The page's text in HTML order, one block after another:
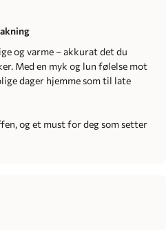
og varme – akkurat det du
Med en myk og lun følelse mot
dager hjemme som til late
og et must for deg som setter